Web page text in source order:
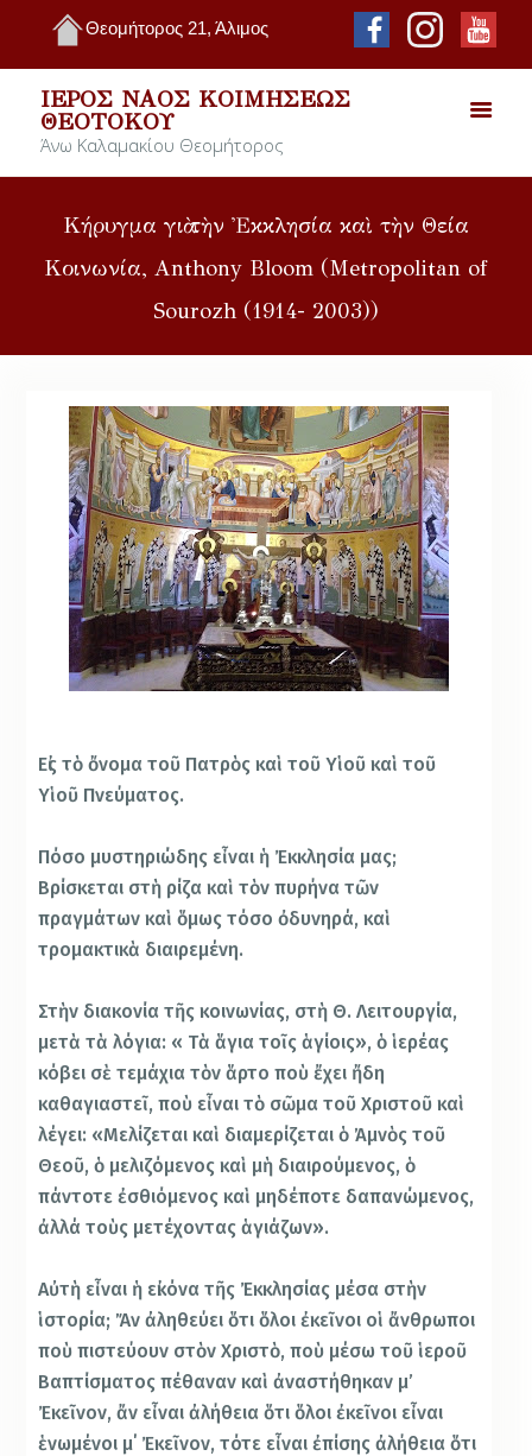
Θεομήτορος 21, Άλιμος
ΙΕΡΌΣ ΝΑΌΣ ΚΟΙΜΉΣΕΩΣ
ΘΕΟΤΌΚΟΥ
Άνω Καλαμακίου Θεομήτορος
Κήρυγμα γιὰ τὴν Ἐκκλησία καὶ τὴν Θεία
Κοινωνία, Anthony Bloom (Metropolitan of
Sourozh (1914- 2003))
Εἰς τὸ ὄνομα τοῦ Πατρὸς καὶ τοῦ Υἱοῦ καὶ τοῦ
Υἱοῦ Πνεύματος.
Πόσο μυστηριώδης εἶναι ἡ Ἐκκλησία μας;
Βρίσκεται στὴ ρίζα καὶ τὸν πυρήνα τῶν
πραγμάτων καὶ ὅμως τόσο ὀδυνηρά, καὶ
τρομακτικὰ διαιρεμένη.
Στὴν διακονία τῆς κοινωνίας, στὴ Θ. Λειτουργία,
μετὰ τὰ λόγια: « Τὰ ἅγια τοῖς ἁγίοις», ὁ ἱερέας
κόβει σὲ τεμάχια τὸν ἅρτο ποὺ ἔχει ἤδη
καθαγιαστεῖ, ποὺ εἶναι τὸ σῶμα τοῦ Χριστοῦ καὶ
λέγει: «Μελίζεται καὶ διαμερίζεται ὁ Ἀμνὸς τοῦ
Θεοῦ, ὁ μελιζόμενος καὶ μὴ διαιρούμενος, ὁ
πάντοτε ἐσθιόμενος καὶ μηδέποτε δαπανώμενος,
ἀλλά τοὺς μετέχοντας ἁγιάζων».
Αὐτὴ εἶναι ἡ εἰκόνα τῆς Ἐκκλησίας μέσα στὴν
ἱστορία; Ἄν ἀληθεύει ὅτι ὅλοι ἐκεῖνοι οἱ ἄνθρωποι
ποὺ πιστεύουν στὸν Χριστὸ, ποὺ μέσω τοῦ ἱεροῦ
Βαπτίσματος πέθαναν καὶ ἀναστήθηκαν μ’
Ἐκεῖνον, ἄν εἶναι ἀλήθεια ὅτι ὅλοι ἐκεῖνοι εἶναι
ἑνωμένοι μ΄ Ἐκεῖνον, τότε εἶναι ἐπίσης ἀλήθεια ὅτι